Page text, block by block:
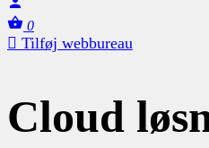
0
Tilføj webbureau
Cloud